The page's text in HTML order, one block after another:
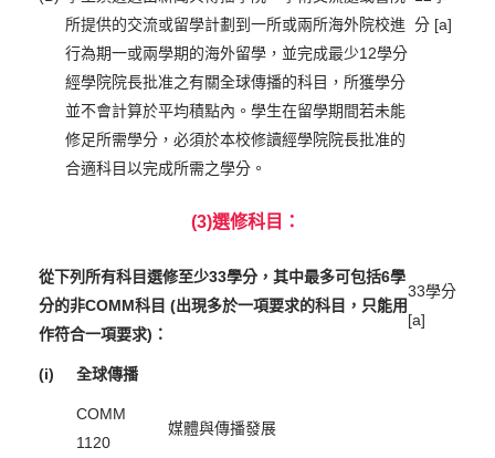
所提供的交流或留學計劃到一所或兩所海外院校進
行為期一或兩學期的海外留學，並完成最少12學分
經學院院長批准之有關全球傳播的科目，所獲學分
並不會計算於平均積點內。學生在留學期間若未能
修足所需學分，必須於本校修讀經學院院長批准的
合適科目以完成所需之學分。
分 [a]
(3)選修科目：
從下列所有科目選修至少33學分，其中最多可包括6學
分的非COMM科目 (出現多於一項要求的科目，只能用
作符合一項要求)：
33學分
[a]
(i) 全球傳播
COMM
1120
媒體與傳播發展